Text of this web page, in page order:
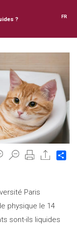
? FR
Paris
physique le 14
sont-ils liquides